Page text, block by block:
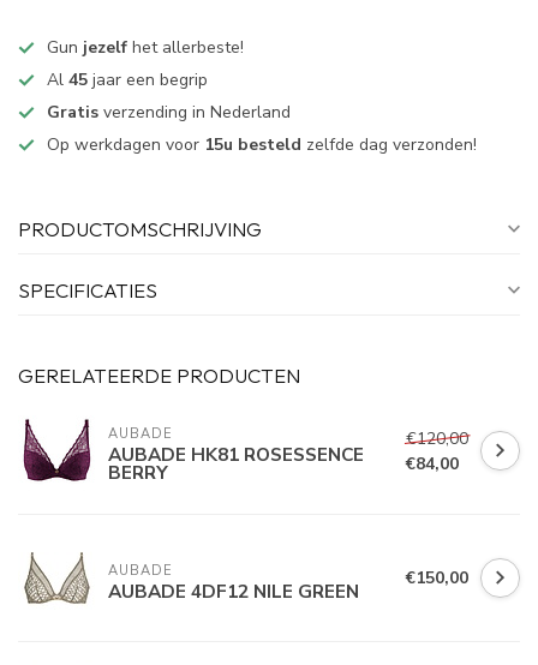
Gun jezelf het allerbeste!
Al 45 jaar een begrip
Gratis verzending in Nederland
Op werkdagen voor 15u besteld zelfde dag verzonden!
PRODUCTOMSCHRIJVING
SPECIFICATIES
GERELATEERDE PRODUCTEN
AUBADE
AUBADE HK81 ROSESSENCE
BERRY
€120,00
€84,00
AUBADE
AUBADE 4DF12 NILE GREEN €150,00